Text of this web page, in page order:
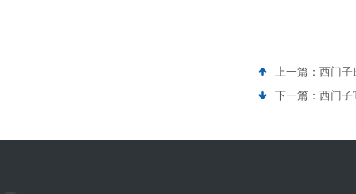
上一篇： 西门子
下一篇： 西门子